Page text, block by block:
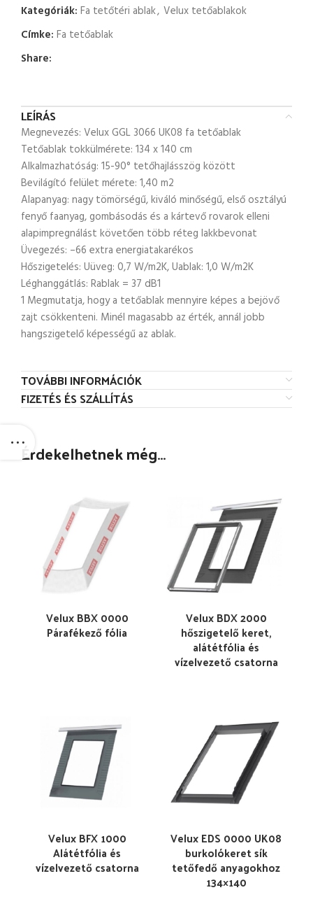
Kategóriák: Fa tetőtéri ablak, Velux tetőablakok
Címke: Fa tetőablak
Share:
LEÍRÁS
Megnevezés: Velux GGL 3066 UK08 fa tetőablak
Tetőablak tokkülmérete: 134 x 140 cm
Alkalmazhatóság: 15-90° tetőhajlásszög között
Bevilágító felület mérete: 1,40 m2
Alapanyag: nagy tömörségű, kiváló minőségű, első osztályú
fenyő faanyag, gombásodás és a kártevő rovarok elleni
alapimpregnálást követően több réteg lakkbevonat
Üvegezés: –66 extra energiatakarékos
Hőszigetelés: Uüveg: 0,7 W/m2K, Uablak: 1,0 W/m2K
Léghanggátlás: Rablak = 37 dB1
1 Megmutatja, hogy a tetőablak mennyire képes a bejövő
zajt csökkenteni. Minél magasabb az érték, annál jobb
hangszigetelő képességű az ablak.
TOVÁBBI INFORMÁCIÓK
FIZETÉS ÉS SZÁLLÍTÁS
Érdekelhetnek még…
Velux BBX 0000
Párafékező fólia
Velux BDX 2000
hőszigetelő keret,
alátétfólia és
vízelvezető csatorna
Velux BFX 1000
Alátétfólia és
vízelvezető csatorna
Velux EDS 0000 UK08
burkolókeret sík
tetőfedő anyagokhoz
134×140